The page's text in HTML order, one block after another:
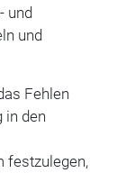
und
und
Fehlen
in den
festzulegen,